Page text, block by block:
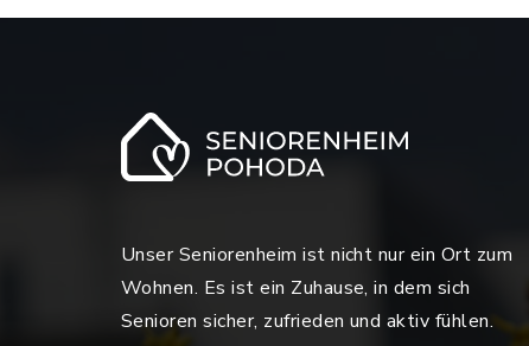
Unser Seniorenheim ist nicht nur ein Ort zum
Wohnen. Es ist ein Zuhause, in dem sich
Senioren sicher, zufrieden und aktiv fühlen.